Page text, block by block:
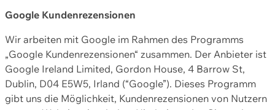
Google Kundenrezensionen
Wir arbeiten mit Google im Rahmen des Programms
„Google Kundenrezensionen“ zusammen. Der Anbieter ist
Google Ireland Limited, Gordon House, 4 Barrow St,
Dublin, D04 E5W5, Irland (“Google”). Dieses Programm
gibt uns die Möglichkeit, Kundenrezensionen von Nutzern